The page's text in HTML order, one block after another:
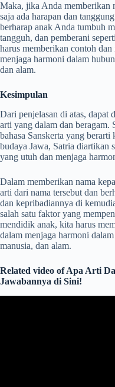
Maka, jika Anda memberikan
saja ada harapan dan
berharap anak Anda tumbuh
tangguh, dan pemberani
harus memberikan contoh
menjaga harmoni dalam
dan alam.
Kesimpulan
Dari penjelasan di atas, dapat
arti yang dalam dan beragam.
bahasa Sanskerta yang
budaya Jawa, Satria diartikan
yang utuh dan menjaga
Dalam memberikan nama
arti dari nama tersebut dan
dan kepribadiannya di
salah satu faktor yang
mendidik anak, kita harus
dalam menjaga harmoni
manusia, dan alam.
Related video of Apa Arti
Jawabannya di Sini!